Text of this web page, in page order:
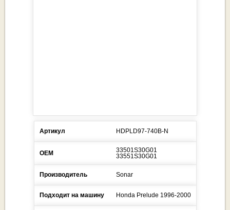
Артикул HDPLD97-740B-N
ОЕМ
33501S30G01
33551S30G01
Производитель Sonar
Подходит на машину Honda Prelude 1996-2000